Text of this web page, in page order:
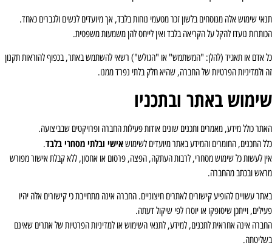
שימוש אלה מנוסחים בלשון זכר מטעמי נוחות בלבד, אך מיועדים לנשים ולגברים כאחד.
נועדו להקל על הקריאה בלבד ואין לייחס להן משמעות משפטית.
אדם או תאגיד (להלן: "המשתמש" או "הגולש") רשאי להשתמש באתר, בכפוף להוראות תקנון
ולמדיניות הפרטיות של החברה, שהיא חלק בלתי נפרד ממנו.
באתר ובתכניו
כולל מידע, מאמרים ותכנים שונים אודות פעילות החברה ופרויקטים שבביצועה.
התכנים, החומרים והמידע באתר מיועדים לשימושאישי ובלתי מסחרי בלבד.
לעשות כל שימוש מסחרי, לרבות העתקה, הפצה, פרסום או אחסון, ללא קבלת אישור מפורש
ובכתב מהחברה.
עשויים להופיע קישורים לאתרים חיצוניים. החברה אינה מתחייבת כי קישורים אלה יהיו
וייתכן שיסופקו או יוסרו לפי שיקול דעתה.
אינה אחראית לתכנים, למידע, לתנאי השימוש או למדיניות הפרטיות של אתרים שאינם